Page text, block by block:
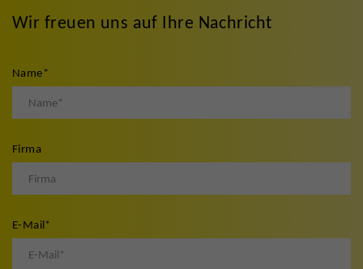
Wir freuen uns auf Ihre Nachricht
Name*
Firma
E-Mail*